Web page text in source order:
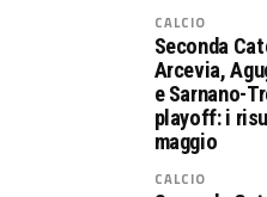
CALCIO
Seconda
Arcevia,
e Sarnano-
playoff: i
maggio
CALCIO